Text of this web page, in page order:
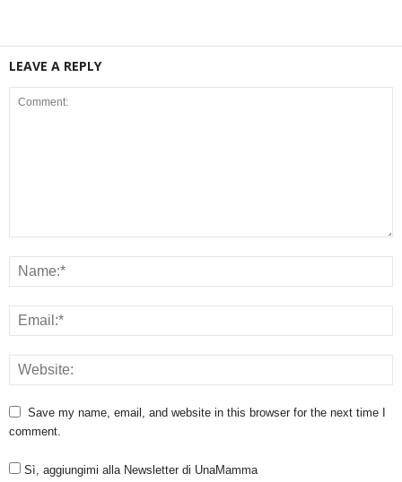
LEAVE A REPLY
Save my name, email, and website in this browser for the next time I
comment.
Sì, aggiungimi alla Newsletter di UnaMamma